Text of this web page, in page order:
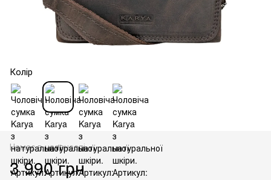
Колір
Немає в наявності
3 990 грн